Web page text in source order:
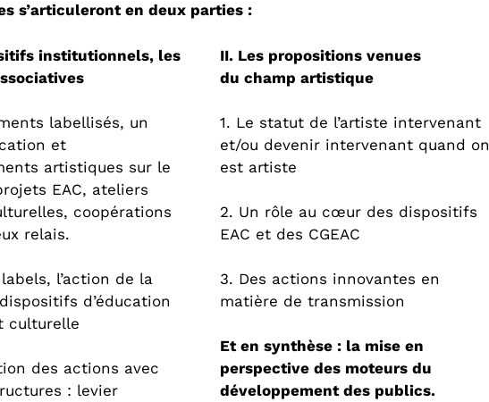
s’articuleront en deux parties :
institutionnels, les
labellisés, un
et
artistiques sur le
EAC, ateliers
coopérations
relais.
l’action de la
d’éducation
culturelle
des actions avec
: levier
II. Les propositions venues
du champ artistique
1. Le statut de l’artiste intervenant
et/ou devenir intervenant quand on
est artiste
2. Un rôle au cœur des dispositifs
EAC et des CGEAC
3. Des actions innovantes en
matière de transmission
Et en synthèse : la mise en
perspective des moteurs du
développement des publics.